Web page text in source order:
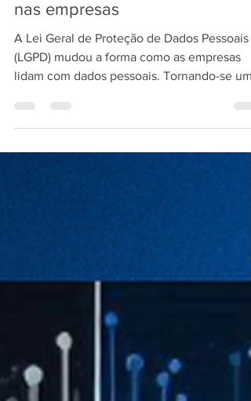
Privacidade de dados pessoais
nas empresas
A Lei Geral de Proteção de Dados Pessoais
(LGPD) mudou a forma como as empresas
lidam com dados pessoais. Tornando-se um